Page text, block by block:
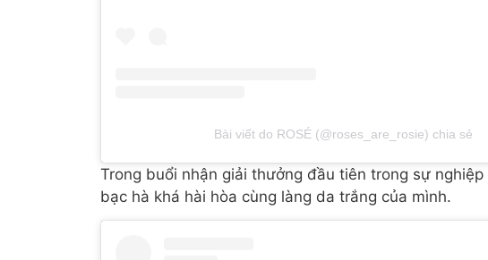
Bài viết do ROSÉ (@roses_are_rosie) chia sẻ
Trong buổi nhận giải thưởng đầu tiên trong sự
bạc hà khá hài hòa cùng làng da trắng của mình.